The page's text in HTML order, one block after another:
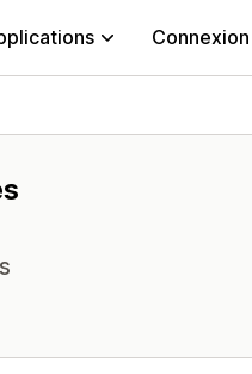
Connexion